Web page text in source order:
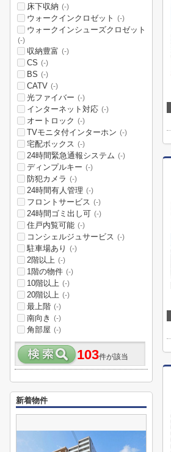
床下収納 (-)
ウォークインクロゼット (-)
ウォークインシューズクロゼット
(-)
収納豊富 (-)
CS (-)
BS (-)
CATV (-)
光ファイバー (-)
インターネット対応 (-)
オートロック (-)
TVモニタ付インターホン (-)
宅配ボックス (-)
24時間緊急通報システム (-)
ディンプルキー (-)
防犯カメラ (-)
24時間有人管理 (-)
フロントサービス (-)
24時間ゴミ出し可 (-)
住戸内覧可能 (-)
コンシェルジュサービス (-)
駐車場あり (-)
2階以上 (-)
1階の物件 (-)
10階以上 (-)
20階以上 (-)
最上階 (-)
南向き (-)
角部屋 (-)
103件が該当
新着物件